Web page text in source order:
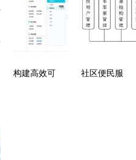
标“深圳市
贸易安全与
警系统”专
构建高效可
社区便民服